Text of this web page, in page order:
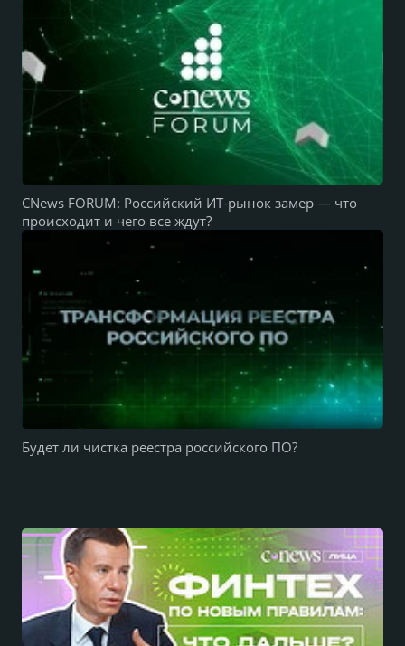
CNews FORUM: Российский ИТ-рынок замер — что
происходит и чего все ждут?
Будет ли чистка реестра российского ПО?